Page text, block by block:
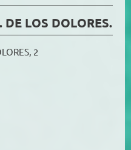
LOS DOLORES.
2